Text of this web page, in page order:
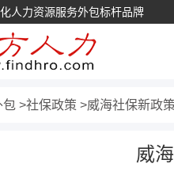
化人力资源服务外包标杆品牌
包 社保政策 威海社保新政策
威